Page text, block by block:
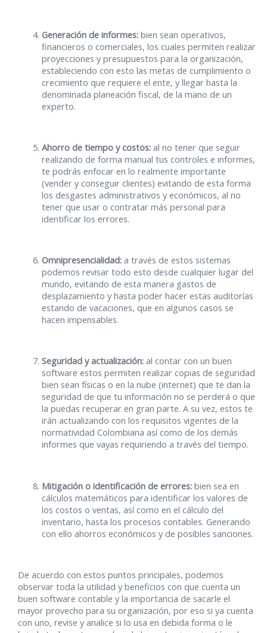
Generación de informes:bien sean operativos,
financieros o comerciales, los cuales permiten realizar
proyecciones y presupuestos para la organización,
estableciendo con esto las metas de cumplimiento o
crecimiento que requiere el ente, y llegar hasta la
denominada planeación fiscal, de la mano de un
experto.
Ahorro de tiempo y costos: al no tener que seguir
realizando de forma manual tus controles e informes,
te podrás enfocar en lo realmente importante
(vender y conseguir clientes) evitando de esta forma
los desgastes administrativos y económicos, al no
tener que usar o contratar más personal para
identificar los errores.
Omnipresencialidad: a través de estos sistemas
podemos revisar todo esto desde cualquier lugar del
mundo, evitando de esta manera gastos de
desplazamiento y hasta poder hacer estas auditorías
estando de vacaciones, que en algunos casos se
hacen impensables.
Seguridad y actualización: al contar con un buen
software estos permiten realizar copias de seguridad
bien sean físicas o en la nube (internet) que te dan la
seguridad de que tu información no se perderá o que
la puedas recuperar en gran parte. A su vez, estos te
irán actualizando con los requisitos vigentes de la
normatividad Colombiana así como de los demás
informes que vayas requiriendo a través del tiempo.
Mitigación o identificación de errores: bien sea en
cálculos matemáticos para identificar los valores de
los costos o ventas, así como en el cálculo del
inventario, hasta los procesos contables. Generando
con ello ahorros económicos y de posibles sanciones.
De acuerdo con estos puntos principales, podemos
observar toda la utilidad y beneficios con que cuenta un
buen software contable y la importancia de sacarle el
mayor provecho para su organización, por eso si ya cuenta
con uno, revise y analice si lo usa en debida forma o le